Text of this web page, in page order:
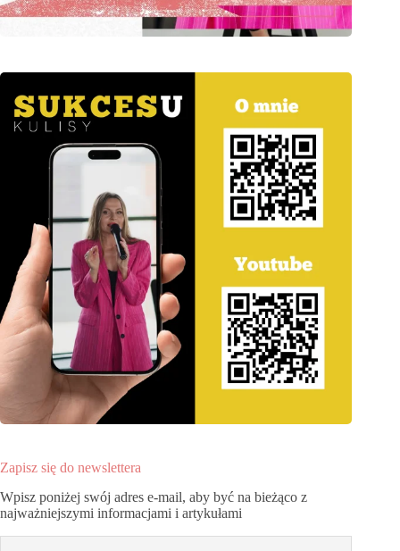
Zapisz się do newslettera
Wpisz poniżej swój adres e-mail, aby być na bieżąco z
najważniejszymi informacjami i artykułami